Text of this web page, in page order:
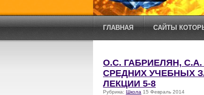
ГЛАВНАЯ САЙТЫ
О.С. ГАБРИЕЛЯН,
СРЕДНИХ УЧЕБНЫХ
ЛЕКЦИИ 5-8
Рубрика: Школа 15 Февраль 2014